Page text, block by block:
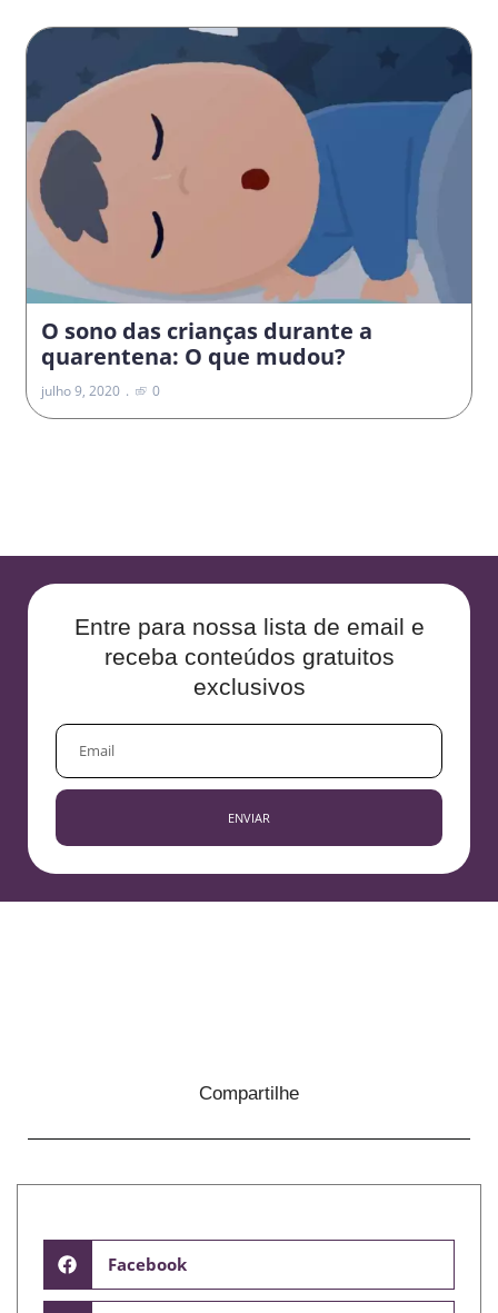
O sono das crianças durante a
quarentena: O que mudou?
julho 9, 2020 0
Entre para nossa lista de email e
receba conteúdos gratuitos
exclusivos
EMAIL
ENVIAR
Compartilhe
Facebook